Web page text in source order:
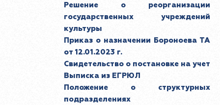
Решение о реорганизации
государственных учреждений
культуры
Приказ о назначении Бороноева ТА
от 12.01.2023 г.
Свидетельство о постановке на учет
Выписка из ЕГРЮЛ
Положение о структурных
подразделениях